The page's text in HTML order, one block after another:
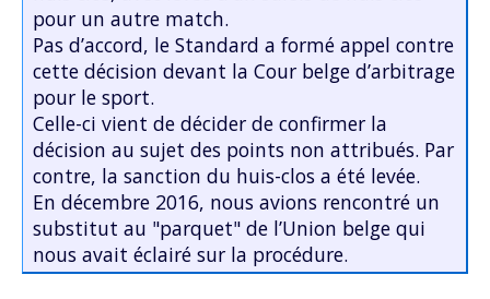
pour un autre match.
Pas d’accord, le Standard a formé appel contre
cette décision devant la Cour belge d’arbitrage
pour le sport.
Celle-ci vient de décider de confirmer la
décision au sujet des points non attribués. Par
contre, la sanction du huis-clos a été levée.
En décembre 2016, nous avions rencontré un
substitut au "parquet" de l’Union belge qui
nous avait éclairé sur la procédure.